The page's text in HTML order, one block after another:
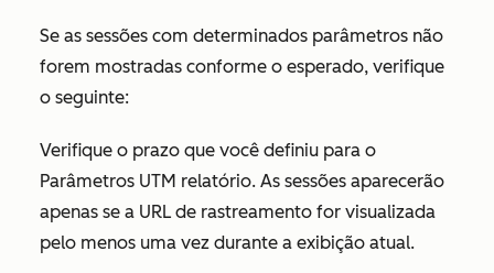
Se as sessões com determinados parâmetros não
forem mostradas conforme o esperado, verifique
o seguinte:
Verifique o prazo que você definiu para o
Parâmetros UTM relatório. As sessões aparecerão
apenas se a URL de rastreamento for visualizada
pelo menos uma vez durante a exibição atual.